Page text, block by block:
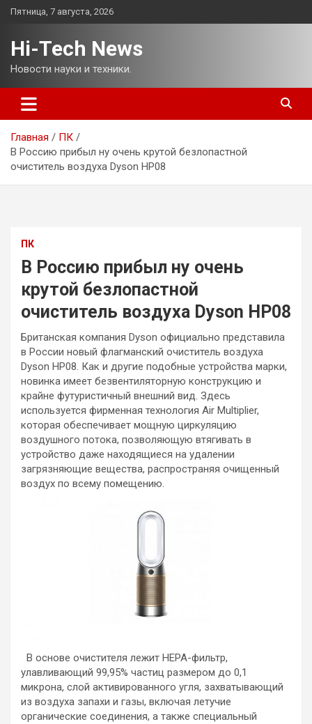
Перейти
Пятница, 7 августа, 2026
Hi-Tech News
Новости науки и техники.
Главная
ПК
В Россию прибыл ну очень крутой безлопастной
очиститель воздуха Dyson HP08
ПК
В Россию прибыл ну очень
крутой безлопастной
очиститель воздуха Dyson HP08
Британская компания Dyson официально представила
в России новый флагманский очиститель воздуха
Dyson HP08. Как и другие подобные устройства марки,
новинка имеет безвентиляторную конструкцию и
крайне футуристичный внешний вид. Здесь
используется фирменная технология Air Multiplier,
которая обеспечивает мощную циркуляцию
воздушного потока, позволяющую втягивать в
устройство даже находящиеся на удалении
загрязняющие вещества, распространяя очищенный
воздух по всему помещению.
В основе очистителя лежит HEPA-фильтр,
улавливающий 99,95% частиц размером до 0,1
микрона, слой активированного угля, захватывающий
из воздуха запахи и газы, включая летучие
органические соединения, а также специальный